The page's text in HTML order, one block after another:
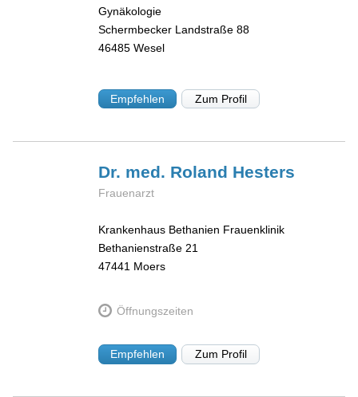
Gynäkologie
Schermbecker Landstraße 88
46485 Wesel
Empfehlen Zum Profil
Dr. med. Roland Hesters
Frauenarzt
Krankenhaus Bethanien Frauenklinik
Bethanienstraße 21
47441 Moers
Öffnungszeiten
Empfehlen Zum Profil